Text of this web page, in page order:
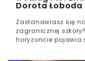
Dorota Łoboda
Zastanawiasz się
zagranicznej
horyzoncie pojawia